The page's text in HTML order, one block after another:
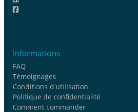
Informations
FAQ
Témoignages
Conditions d'utilisation
Politique de confidentialité
Comment commander